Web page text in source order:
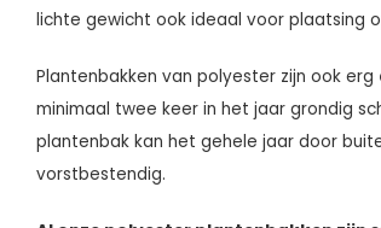
lichte gewicht ook ideaal voor plaatsing
Plantenbakken van polyester zijn ook erg
minimaal twee keer in het jaar grondig
plantenbak kan het gehele jaar door
vorstbestendig.